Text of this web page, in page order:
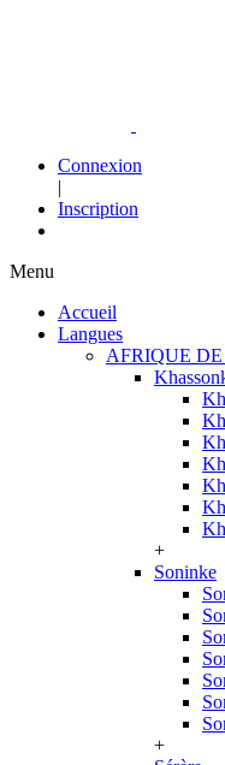
Connexion
|
Inscription
Menu
Accueil
Langues
AFRIQUE DE
+
Soninke
+